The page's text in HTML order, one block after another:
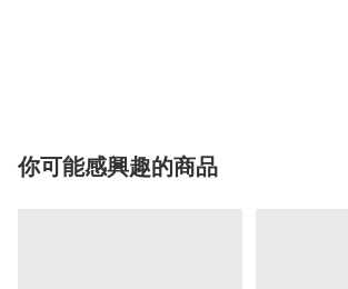
你可能感興趣的商品